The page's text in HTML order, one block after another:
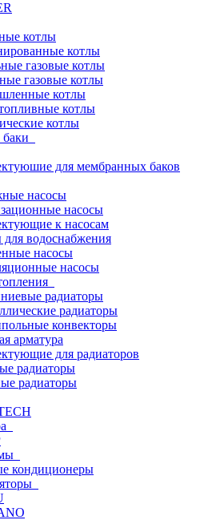
котлы
котлы
газовые котлы
газовые котлы
котлы
котлы
котлы
для мембранных баков
насосы
насосы
к насосам
водоснабжения
насосы
насосы
радиаторы
радиаторы
конвекторы
арматура
для радиаторов
радиаторы
радиаторы
кондиционеры